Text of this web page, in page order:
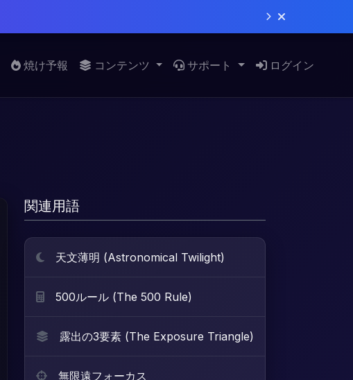
焼け予報 コンテンツ サポート ログイン
関連用語
天文薄明 (Astronomical Twilight)
500ルール (The 500 Rule)
露出の3要素 (The Exposure Triangle)
無限遠フォーカス